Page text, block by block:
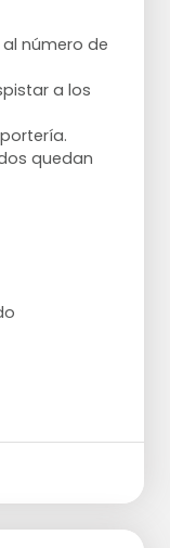
número de
a los
quedan